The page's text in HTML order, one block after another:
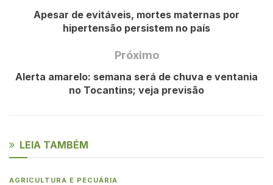
Apesar de evitáveis, mortes maternas por
hipertensão persistem no país
Próximo
Alerta amarelo: semana será de chuva e ventania
no Tocantins; veja previsão
LEIA TAMBÉM
AGRICULTURA E PECUÁRIA